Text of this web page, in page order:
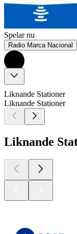
Spelar nu
Radio Marca Nacional
Liknande Stationer
Liknande Stationer
Liknande